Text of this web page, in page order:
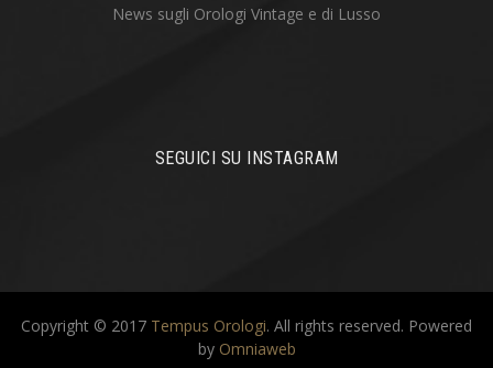
News sugli Orologi Vintage e di Lusso
SEGUICI SU INSTAGRAM
Copyright © 2017 Tempus Orologi. All rights reserved. Powered
by Omniaweb